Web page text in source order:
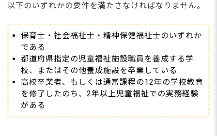
以下のいずれかの要件を満たさなければなりません。
保育士・社会福祉士・精神保健福祉士のいずれか
である
都道府県指定の児童福祉施設職員を養成する学
校、またはその他養成施設を卒業している
高校卒業者、もしくは通常課程の12年の学校教育
を修了したのち、2年以上児童福祉での実務経験
がある